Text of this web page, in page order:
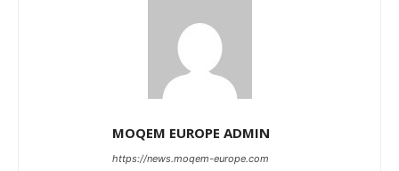
MOQEM EUROPE ADMIN
https://news.moqem-europe.com